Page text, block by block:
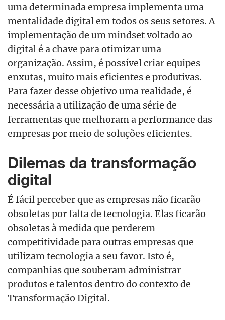
uma determinada empresa implementa uma
mentalidade digital em todos os seus setores. A
implementação de um mindset voltado ao
digital é a chave para otimizar uma
organização. Assim, é possível criar equipes
enxutas, muito mais eficientes e produtivas.
Para fazer desse objetivo uma realidade, é
necessária a utilização de uma série de
ferramentas que melhoram a performance das
empresas por meio de soluções eficientes.
Dilemas da transformação
digital
É fácil perceber que as empresas não ficarão
obsoletas por falta de tecnologia. Elas ficarão
obsoletas à medida que perderem
competitividade para outras empresas que
utilizam tecnologia a seu favor. Isto é,
companhias que souberam administrar
produtos e talentos dentro do contexto de
Transformação Digital.